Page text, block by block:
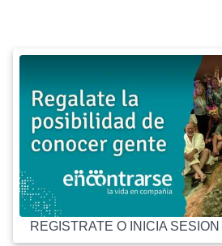
REGISTRATE O INICIA